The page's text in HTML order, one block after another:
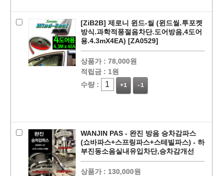
[ZiB2B] 제로니 윈드-씰 (윈드씰.투포켓
방식.과학적풍절음차단.도어방음,4도어
용.4.3mX4EA) [ZA0529]
상품가 : 78,000원
적립금 : 1원
수량 :
+1 -1
WANJIN PAS - 완진 방음 승차감파스
(쇼바파스+스프링파스+스테빌파스) - 하
부진동소음실내유입차단,승차감개선
상품가 : 130,000원